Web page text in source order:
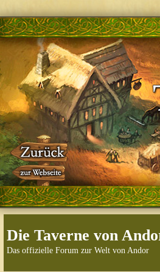
Die Taverne von
Das offizielle Forum zur Welt von Andor